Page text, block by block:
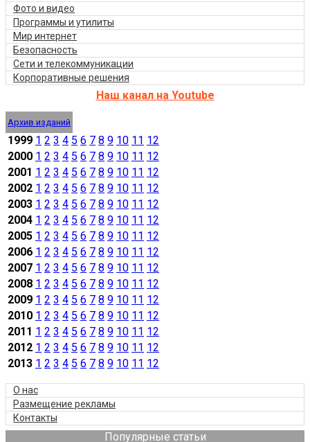
Фото и видео
Программы и утилиты
Мир интернет
Безопасность
Сети и телекоммуникации
Корпоративные решения
Наш канал на Youtube
Архив изданий
1999 1 2 3 4 5 6 7 8 9 10 11 12
2000 1 2 3 4 5 6 7 8 9 10 11 12
2001 1 2 3 4 5 6 7 8 9 10 11 12
2002 1 2 3 4 5 6 7 8 9 10 11 12
2003 1 2 3 4 5 6 7 8 9 10 11 12
2004 1 2 3 4 5 6 7 8 9 10 11 12
2005 1 2 3 4 5 6 7 8 9 10 11 12
2006 1 2 3 4 5 6 7 8 9 10 11 12
2007 1 2 3 4 5 6 7 8 9 10 11 12
2008 1 2 3 4 5 6 7 8 9 10 11 12
2009 1 2 3 4 5 6 7 8 9 10 11 12
2010 1 2 3 4 5 6 7 8 9 10 11 12
2011 1 2 3 4 5 6 7 8 9 10 11 12
2012 1 2 3 4 5 6 7 8 9 10 11 12
2013 1 2 3 4 5 6 7 8 9 10 11 12
О нас
Размещение рекламы
Контакты
Популярные статьи